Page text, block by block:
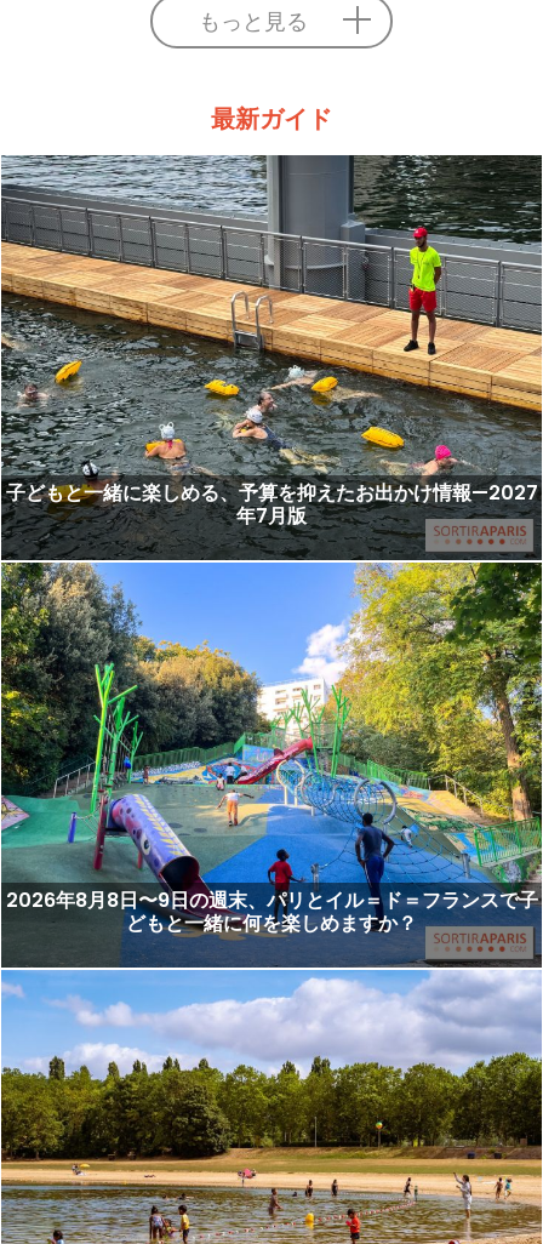
もっと見る
最新ガイド
子どもと一緒に楽しめる、予算を抑えたお出かけ情報—2027
年7月版
2026年8月8日〜9日の週末、パリとイル＝ド＝フランスで子
どもと一緒に何を楽しめますか？